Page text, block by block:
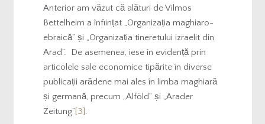
Anterior am văzut că alături de Vilmos
Bettelheim a înființat „Organizația maghiaro-
ebraică” și „Organizația tineretului izraelit din
Arad”. De asemenea, iese în evidență prin
articolele sale economice tipărite în diverse
publicații arădene mai ales în limba maghiară
și germană, precum „Alföld” și „Arader
Zeitung”[3].